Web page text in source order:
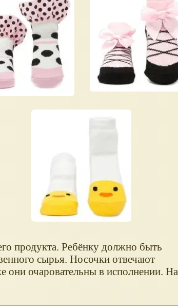
продукта. Ребёнку должно быть
сырья. Носочки отвечают
они очаровательны в исполнении. На